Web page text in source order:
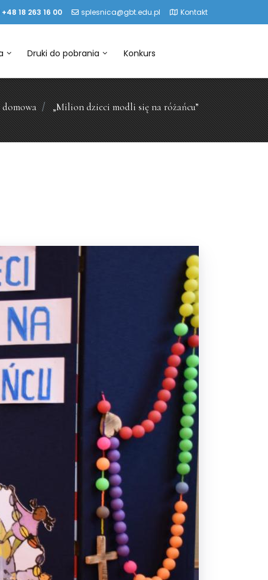
+48 18 263 16 00 splesnica@gbt.edu.pl Kontakt
Druki do pobrania Konkurs
„Milion dzieci modli się na różańcu”